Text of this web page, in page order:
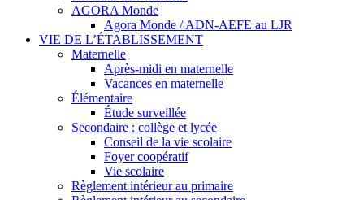
AGORA Monde
Agora Monde / ADN-AEFE au LJR
VIE DE L’ÉTABLISSEMENT
Maternelle
Après-midi en maternelle
Vacances en maternelle
Élémentaire
Étude surveillée
Secondaire : collège et lycée
Conseil de la vie scolaire
Foyer coopératif
Vie scolaire
Règlement intérieur au primaire